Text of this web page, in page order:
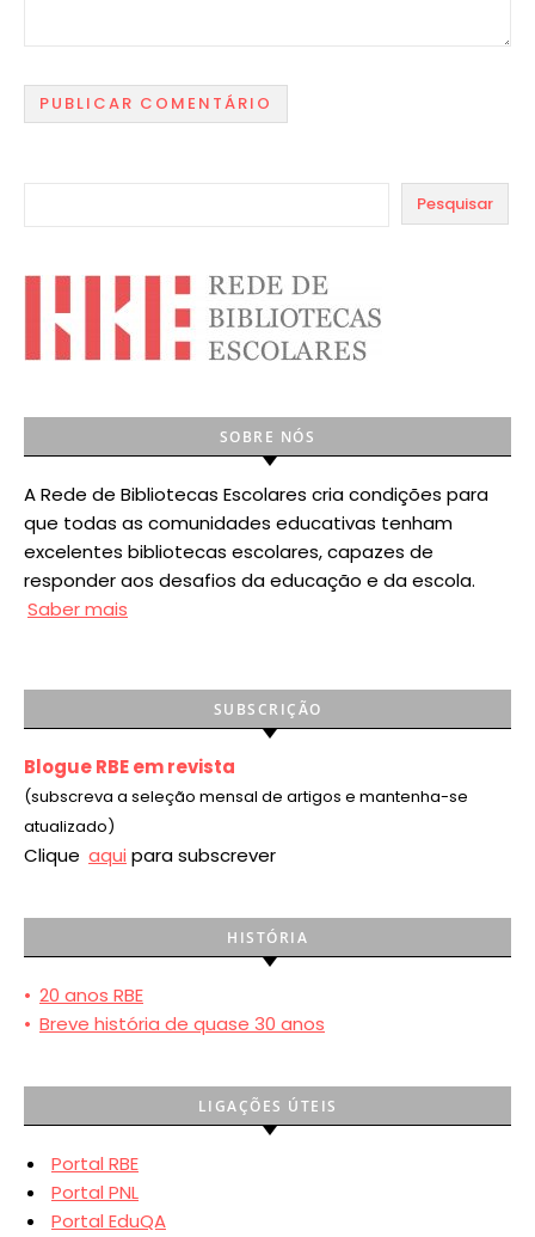
Pesquisar
SOBRE NÓS
A Rede de Bibliotecas Escolares cria condições para
que todas as comunidades educativas tenham
excelentes bibliotecas escolares, capazes de
responder aos desafios da educação e da escola.
Saber mais
SUBSCRIÇÃO
Blogue RBE em revista
(subscreva a seleção mensal de artigos e mantenha-se
atualizado)
Clique aqui para subscrever
HISTÓRIA
• 20 anos RBE
• Breve história de quase 30 anos
LIGAÇÕES ÚTEIS
Portal RBE
Portal PNL
Portal EduQA